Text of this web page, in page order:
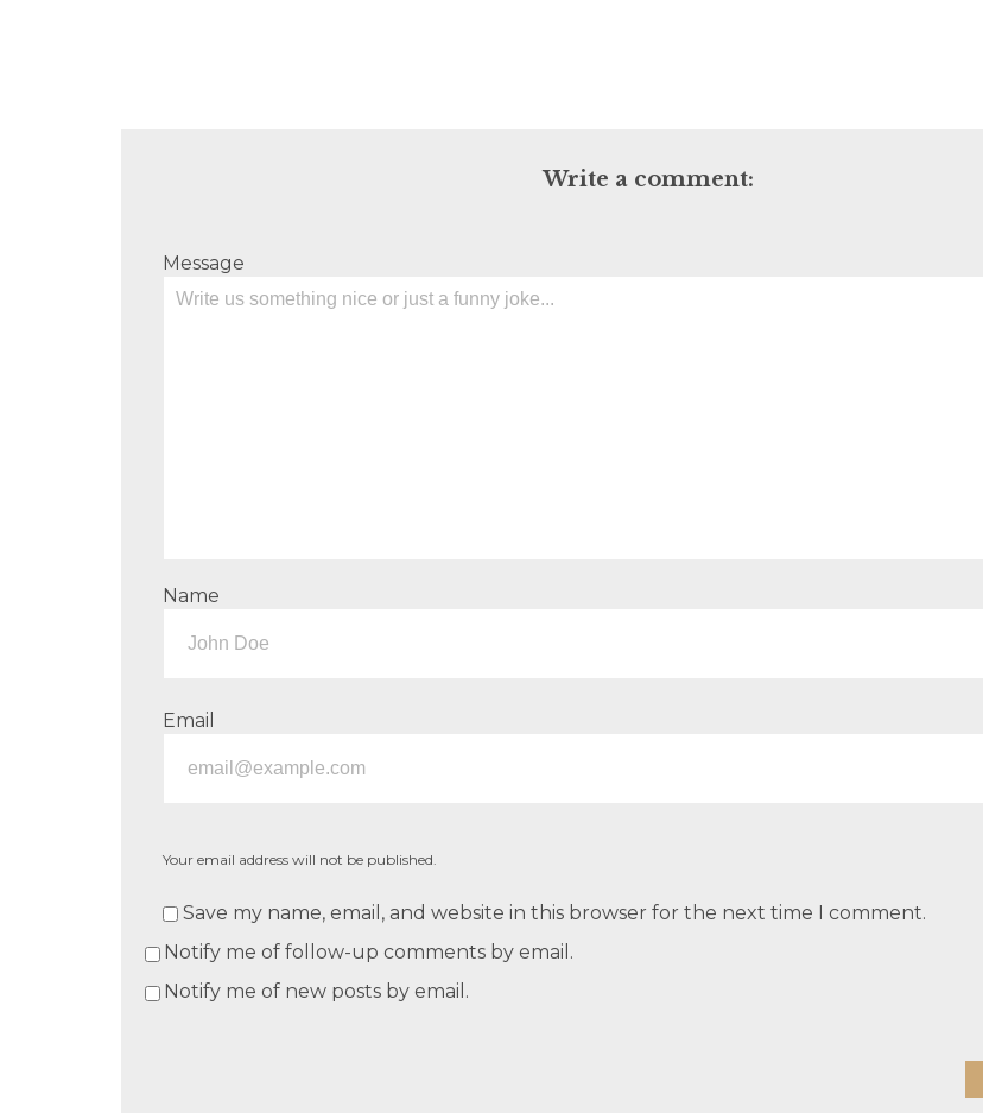
Write a comment:
Message
Name
Email
Your email address will not be published.
Save my name, email, and website in this browser for the next time I comment.
Notify me of follow-up comments by email.
Notify me of new posts by email.